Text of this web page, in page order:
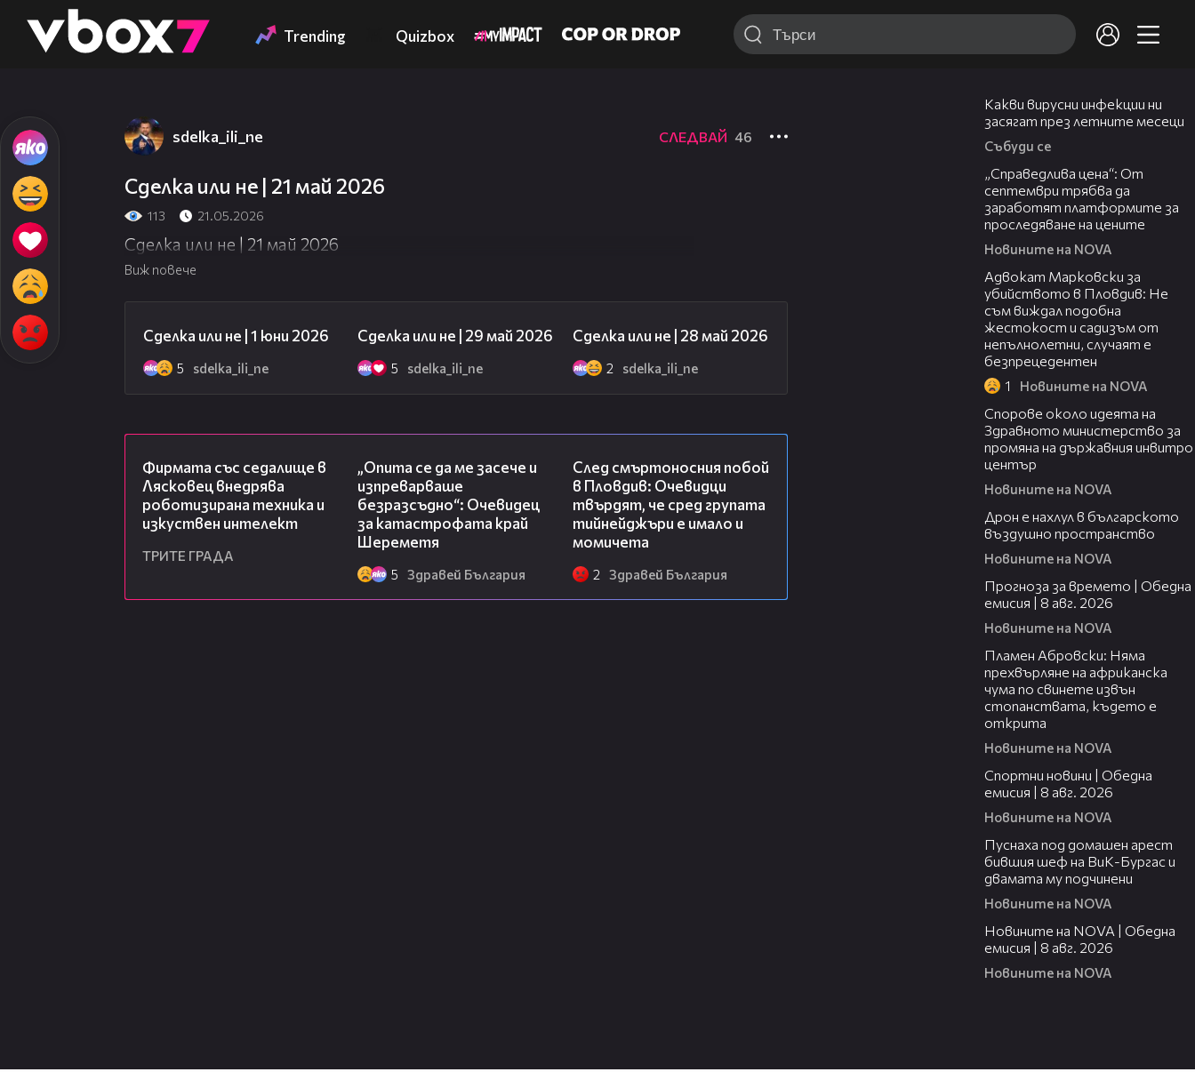
👾 Trending Quizbox
sdelka_ili_ne СЛЕДВАЙ 46
Сделка или не | 21 май 2026
113 21.05.2026
Сделка или не | 21 май 2026
Виж повече
Сделка или не | 1 юни 2026
5 sdelka_ili_ne
Сделка или не | 29 май 2026
5 sdelka_ili_ne
Сделка или не | 28 май 2026
2 sdelka_ili_ne
Фирмата със седалище в
Лясковец внедрява
роботизирана техника и
изкуствен интелект
ТРИТЕ ГРАДА
„Опита се да ме засече и
изпреварваше
безразсъдно“: Очевидец
за катастрофата край
Шереметя
5 Здравей България
След смъртоносния побой
в Пловдив: Очевидци
твърдят, че сред групата
тийнейджъри е имало и
момичета
2 Здравей България
Какви вирусни инфекции ни
засягат през летните месеци
Събуди се
„Справедлива цена“: От
септември трябва да
заработят платформите за
проследяване на цените
Новините на NOVA
Адвокат Марковски за
убийството в Пловдив: Не
съм виждал подобна
жестокост и садизъм от
непълнолетни, случаят е
безпрецедентен
1 Новините на NOVA
Спорове около идеята на
Здравното министерство за
промяна на държавния инвитро
център
Новините на NOVA
Дрон е нахлул в българското
въздушно пространство
Новините на NOVA
Прогноза за времето | Обедна
емисия | 8 авг. 2026
Новините на NOVA
Пламен Абровски: Няма
прехвърляне на африканска
чума по свинете извън
стопанствата, където е
открита
Новините на NOVA
Спортни новини | Обедна
емисия | 8 aвг. 2026
Новините на NOVA
Пуснаха под домашен арест
бившия шеф на ВиК-Бургас и
двамата му подчинени
Новините на NOVA
Новините на NOVA | Обедна
емисия | 8 авг. 2026
Новините на NOVA